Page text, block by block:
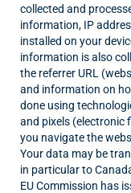
collected and
information, IP
installed on your
information is also
the referrer URL
and information on
done using
and pixels (electronic
you navigate the
Your data may be
in particular to
EU Commission has